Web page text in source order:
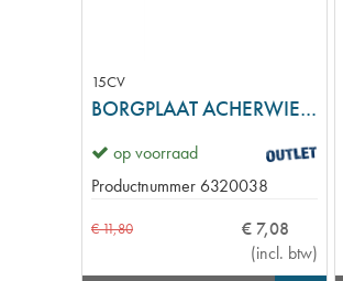
15CV
BORGPLAAT ACHERWIELLAGER MOER 15CV-H
op voorraad
Productnummer 6320038
€11,80 € 7,08
(incl. btw)